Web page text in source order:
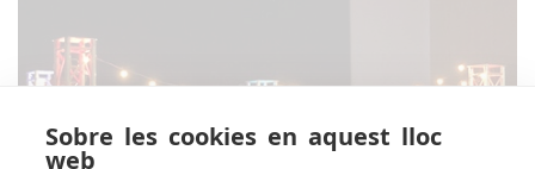
Sobre les cookies en aquest lloc
web